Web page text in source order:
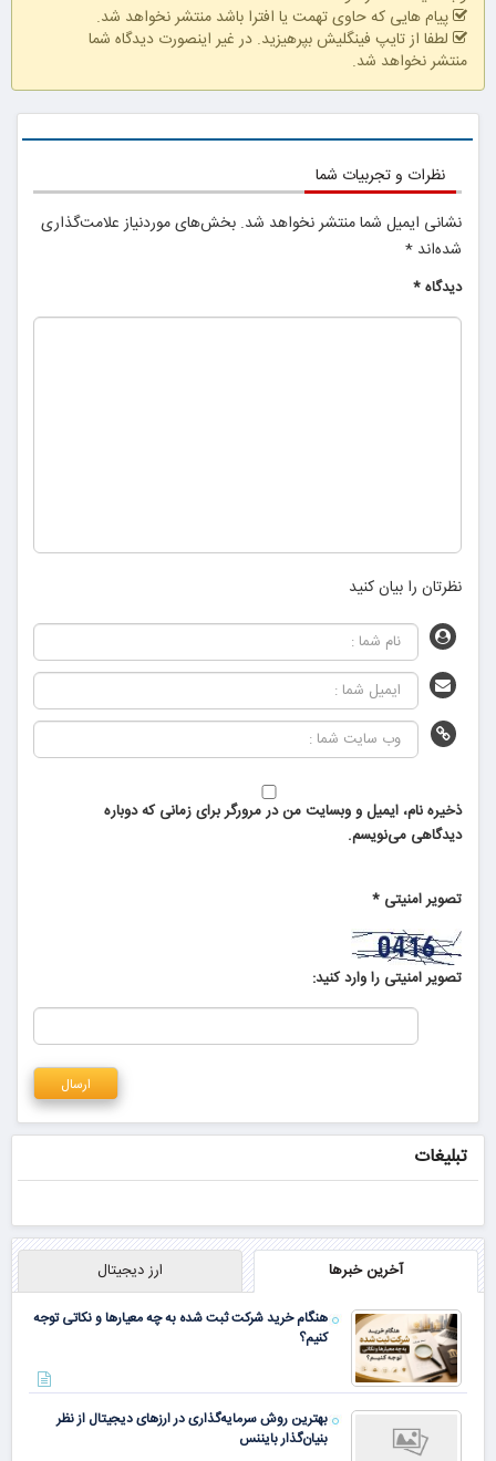
همین الان ببین
پیام هایی که حاوی تهمت یا افترا باشد منتشر نخواهد شد.
لطفا از تایپ فینگلیش بپرهیزید. در غیر اینصورت دیدگاه شما
منتشر نخواهد شد.
نظرات و تجربیات شما
نشانی ایمیل شما منتشر نخواهد شد. بخش‌های موردنیاز علامت‌گذاری
شده‌اند *
دیدگاه*
نظرتان را بیان کنید
ذخیره نام، ایمیل و وبسایت من در مرورگر برای زمانی که دوباره
دیدگاهی می‌نویسم.
تصویر امنیتی *
تصویر امنیتی را وارد کنید:
تبلیغات
آخرین خبرها ارز دیجیتال
هنگام خرید شرکت ثبت شده به چه معیارها و نکاتی توجه
کنیم؟
بهترین روش سرمایه‌گذاری در ارزهای دیجیتال از نظر
بنیان‌گذار بایننس